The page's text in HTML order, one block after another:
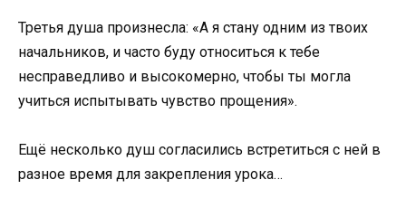
Третья душа произнесла: «А я стану одним из твоих
начальников, и часто буду относиться к тебе
несправедливо и высокомерно, чтобы ты могла
учиться испытывать чувство прощения».
Ещё несколько душ согласились встретиться с ней в
разное время для закрепления урока…